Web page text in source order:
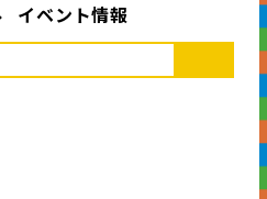
イベント情報